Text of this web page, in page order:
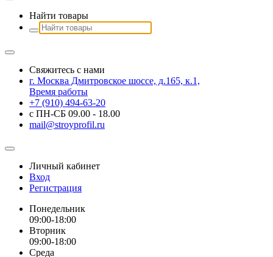
Найти товары
Свяжитесь с нами
г. Москва Дмитровское шоссе, д.165, к.1,
Время работы
+7 (910) 494-63-20
с ПН-СБ 09.00 - 18.00
mail@stroyprofil.ru
Личный кабинет
Вход
Регистрация
Понедельник
09:00-18:00
Вторник
09:00-18:00
Среда